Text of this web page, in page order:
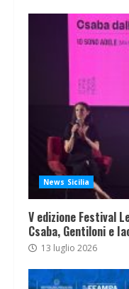
News Sicilia
V edizione Festival
Csaba, Gentiloni e
13 luglio 2026